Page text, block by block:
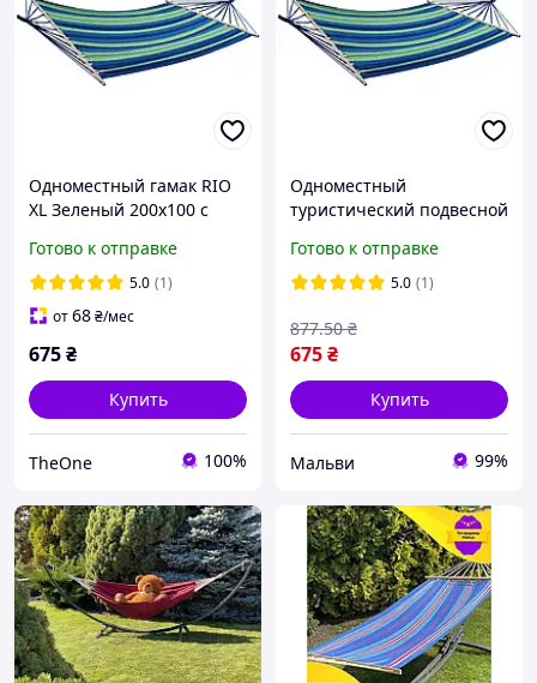
Одноместный гамак RIO
XL Зеленый 200х100 с
Готово к отправке
5.0 (1)
от68₴/мес
675₴
Купить
TheOne 100%
Одноместный
туристический подвесной
RIO XL Зеленый 200х100 с
планкой WCG _Mal
Готово к отправке
5.0 (1)
675₴
877.50 ₴
Купить
Мальви 99%